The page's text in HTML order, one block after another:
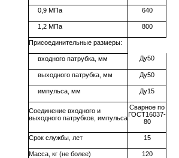
0,9 МПа 640
1,2 МПа 800
Присоединительные размеры:
входного патрубка, мм Ду50
выходного патрубка, мм Ду50
импульса, мм Ду15
Соединение входного и
выходного патрубков, импульса
Сварное по
ГОСТ16037-
80
Срок службы, лет 15
Масса, кг (не более) 120